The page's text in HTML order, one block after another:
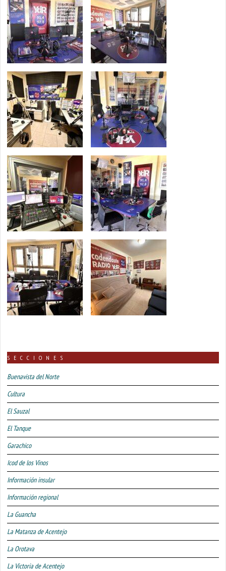
SECCIONES
Buenavista del Norte
Cultura
El Sauzal
El Tanque
Garachico
Icod de los Vinos
Información insular
Información regional
La Guancha
La Matanza de Acentejo
La Orotava
La Victoria de Acentejo